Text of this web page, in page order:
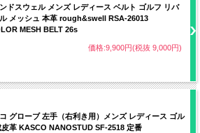
ドスウェル メンズ レディース ベルト ゴルフ リバ
メッシュ 本革 rough&swell RSA-26013
MESH BELT 26s
価格:9,900円(税抜 9,000円)
グローブ 左手（右利き用）メンズ レディース ゴル
皮革 KASCO NANOSTUD SF-2518 定番